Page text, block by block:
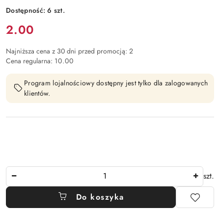
Dostępność:6 szt.
Cena:
2.00
Najniższa cena z 30 dni przed promocją: 2
Cena regularna: 10.00
Program lojalnościowy dostępny jest tylko dla zalogowanych
klientów.
szt.
Do koszyka